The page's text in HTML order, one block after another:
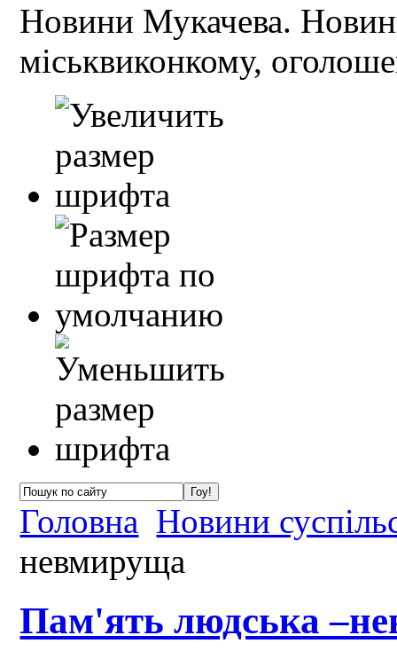
Новини Мукачева.
міськвиконкому,
Головна Новини
невмируща
Пам'ять людська